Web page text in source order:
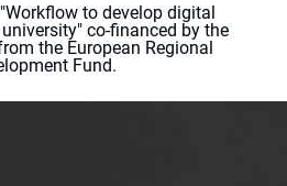
to develop digital
co-financed by the
the European Regional
Fund.